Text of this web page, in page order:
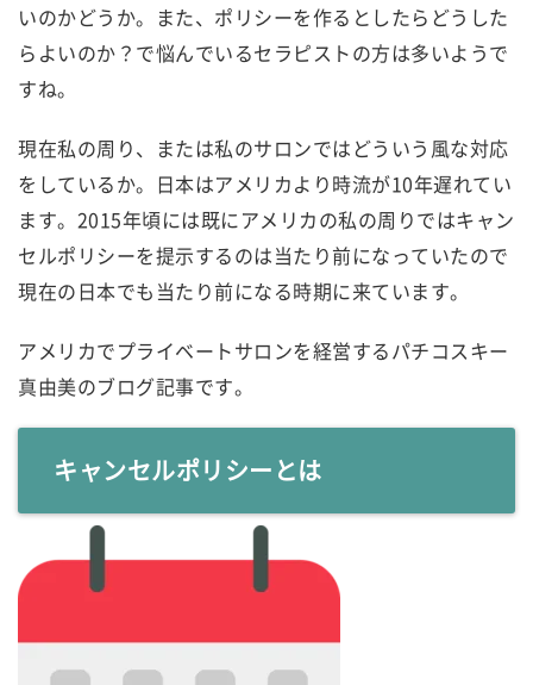
いのかどうか。また、ポリシーを作るとしたらどうした
らよいのか？で悩んでいるセラピストの方は多いようで
すね。
現在私の周り、または私のサロンではどういう風な対応
をしているか。日本はアメリカより時流が10年遅れてい
ます。2015年頃には既にアメリカの私の周りではキャン
セルポリシーを提示するのは当たり前になっていたので
現在の日本でも当たり前になる時期に来ています。
アメリカでプライベートサロンを経営するパチコスキー
真由美のブログ記事です。
キャンセルポリシーとは